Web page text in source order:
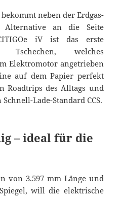
neben der Erdgas-
Alternative an die Seite
iV ist das erste
Tschechen, welches
Elektromotor angetrieben
auf dem Papier perfekt
Roadtrips des Alltags und
Lade-Standard CCS.
– ideal für die
von 3.597 mm Länge und
will die elektrische